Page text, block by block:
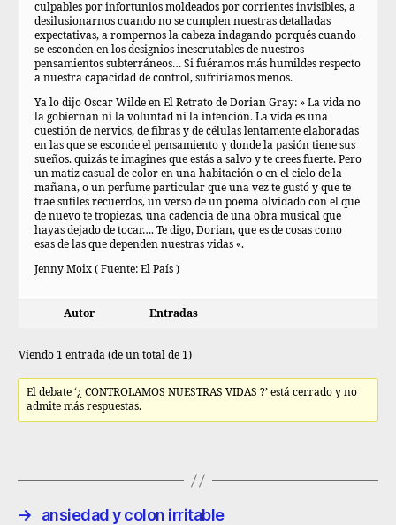
culpables por infortunios moldeados por corrientes invisibles, a
desilusionarnos cuando no se cumplen nuestras detalladas
expectativas, a rompernos la cabeza indagando porqués cuando
se esconden en los designios inescrutables de nuestros
pensamientos subterráneos… Si fuéramos más humildes respecto
a nuestra capacidad de control, sufriríamos menos.
Ya lo dijo Oscar Wilde en El Retrato de Dorian Gray: » La vida no
la gobiernan ni la voluntad ni la intención. La vida es una
cuestión de nervios, de fibras y de células lentamente elaboradas
en las que se esconde el pensamiento y donde la pasión tiene sus
sueños. quizás te imagines que estás a salvo y te crees fuerte. Pero
un matiz casual de color en una habitación o en el cielo de la
mañana, o un perfume particular que una vez te gustó y que te
trae sutiles recuerdos, un verso de un poema olvidado con el que
de nuevo te tropiezas, una cadencia de una obra musical que
hayas dejado de tocar…. Te digo, Dorian, que es de cosas como
esas de las que dependen nuestras vidas «.
Jenny Moix ( Fuente: El País )
Autor Entradas
Viendo 1 entrada (de un total de 1)
El debate ‘¿ CONTROLAMOS NUESTRAS VIDAS ?’ está cerrado y no
admite más respuestas.
→ ansiedad y colon irritable